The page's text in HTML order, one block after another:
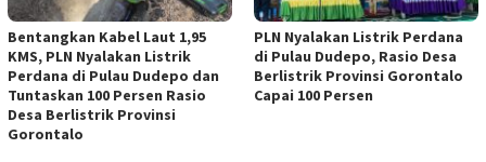
Bentangkan Kabel Laut 1,95
KMS, PLN Nyalakan Listrik
Perdana di Pulau Dudepo dan
Tuntaskan 100 Persen Rasio
Desa Berlistrik Provinsi
Gorontalo
PLN Nyalakan Listrik Perdana
di Pulau Dudepo, Rasio Desa
Berlistrik Provinsi Gorontalo
Capai 100 Persen